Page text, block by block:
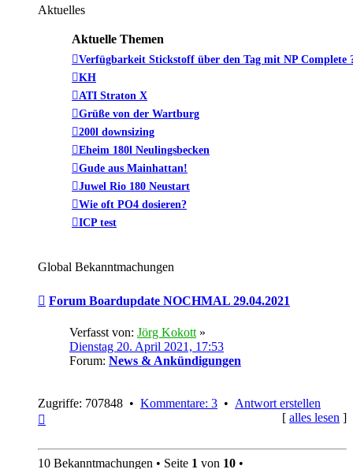
Aktuelles
Aktuelle Themen
Verfügbarkeit Stickstoff über den Tag mit NP Complete
KH
ATI Straton X
Grüße von der Wartburg
200l downsizing
Eheim 180l Neulingsbecken
Gude aus Mainhattan!
Juwel Rio 180 Neustart
Wie oft PO4 dosieren?
ICP test
Global Bekanntmachungen
Forum Boardupdate NOCHMAL 29.04.2021
Verfasst von: Jörg Kokott »
Dienstag 20. April 2021, 17:53
Forum: News & Ankündigungen
Zugriffe: 707848 • Kommentare: 3 • Antwort erstellen
[ alles lesen ]
10 Bekanntmachungen • Seite 1 von 10 •